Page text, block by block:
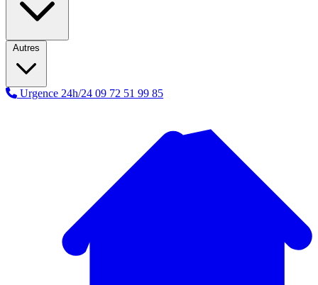
Autres
Urgence 24h/24 09 72 51 99 85